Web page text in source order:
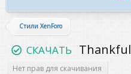
Стили XenForo
СКАЧАТЬ Thankful
Нет прав для скачивания